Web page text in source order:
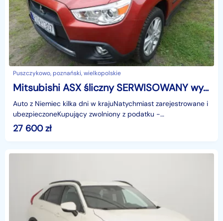
Puszczykowo, poznański, wielkopolskie
Mitsubishi ASX śliczny SERWISOWANY wygodny niezawodny sprawny
Auto z Niemiec kilka dni w krajuNatychmiast zarejestrowane i
ubezpieczoneKupujący zwolniony z podatku -
faktura.Dynamiczny, ekonomiczny, prawdziwie JAPOŃSKI-bez
27 600zł